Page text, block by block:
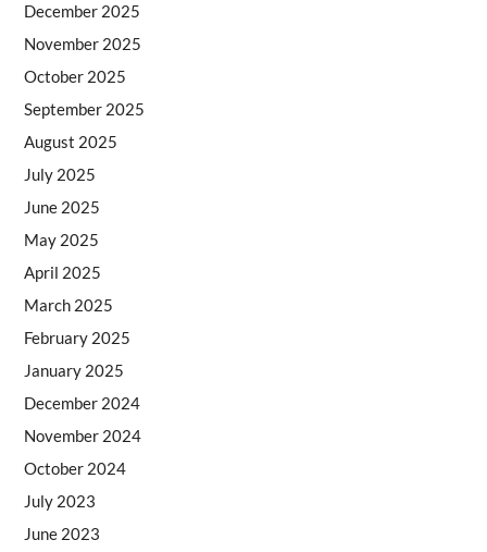
December 2025
November 2025
October 2025
September 2025
August 2025
July 2025
June 2025
May 2025
April 2025
March 2025
February 2025
January 2025
December 2024
November 2024
October 2024
July 2023
June 2023